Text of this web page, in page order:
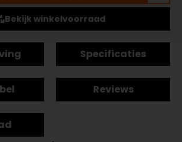
Bekijk winkelvoorraad
Specificaties
Reviews